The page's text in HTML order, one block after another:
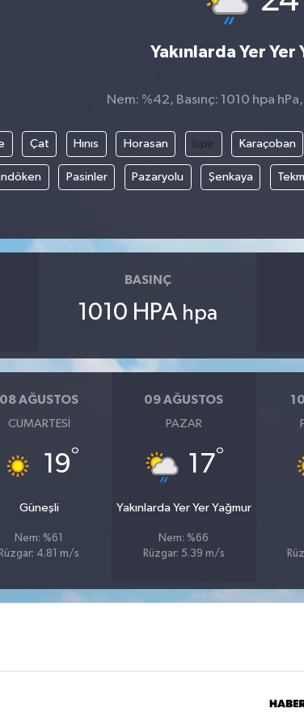
Yakınlarda Yer Yer
Nem: %42, Basınç: 1010 hpa
Çat Hınıs Horasan İspir Karaçoban
Pasinler Pazaryolu Şenkaya
BASINÇ
1010 HPA hpa
08 AĞUSTOS
CUMARTESI
19°
Güneşli
Nem: %61
Rüzgar: 4.81 m/s
09 AĞUSTOS
PAZAR
17°
Yakınlarda Yer Yer Yağmur
Nem: %66
Rüzgar: 5.39 m/s